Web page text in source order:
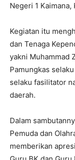
Negeri 1
Kegiatan itu
dan Tenaga
yakni Muhammad
Pamungkas
selaku fasilitator
daerah.
Dalam
Pemuda dan
memberikan